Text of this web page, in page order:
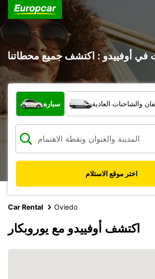
في أوفييدو : اكتشف جميع محطاتنا
ما نوع المركبة؟
سيارة والشاحنات العادية
اختر موقع الاستلام
Car Rental Oviedo
اكتشف أوفييدو مع يوروبكار